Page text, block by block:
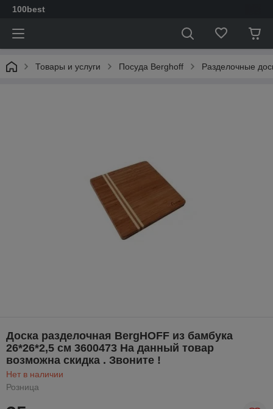
100best
Товары и услуги Посуда Berghoff Разделочные
Доска разделочная BergHOFF из бамбука
26*26*2,5 см 3600473 На данный товар
возможна скидка . Звоните !
Нет в наличии
Розница